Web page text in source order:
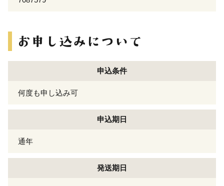
申込条件
何度も申し込み可
申込期日
通年
発送期日